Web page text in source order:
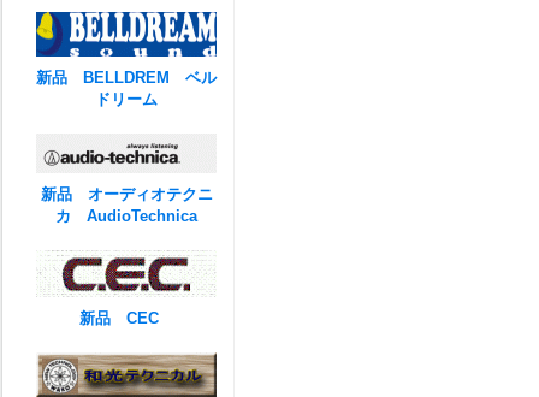
新品 BELLDREM ベル
ドリーム
新品 オーディオテクニ
カ AudioTechnica
新品 CEC